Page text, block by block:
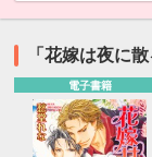
「花嫁は夜に
電子書籍